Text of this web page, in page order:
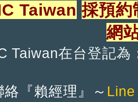
Taiwan 採預約
網
Taiwan在台登記為
絡『賴經理』 ～